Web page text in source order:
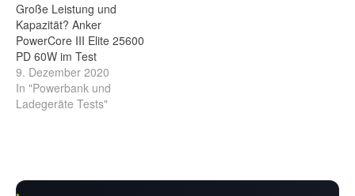
Große Leistung und
Kapazität? Anker
PowerCore III Elite 25600
PD 60W im Test
9. Dezember 2020
In "Powerbank und
Ladegeräte Tests"